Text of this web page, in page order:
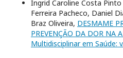
Ingrid Caroline Costa
Ferreira Pacheco, Daniel
Braz Oliveira, DESMAME
PREVENÇÃO DA DOR NA
Multidisciplinar em Saúde: